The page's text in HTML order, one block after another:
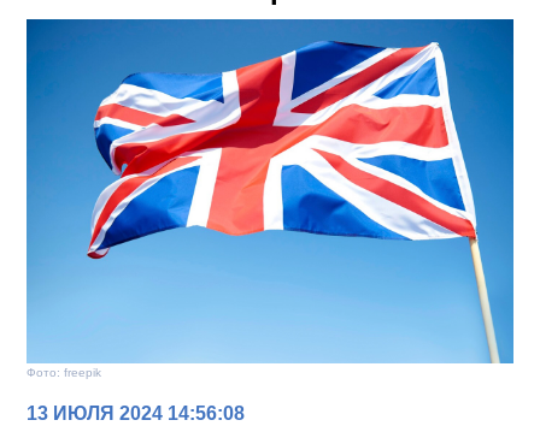
Фото: freepik
13 ИЮЛЯ 2024 14:56:08